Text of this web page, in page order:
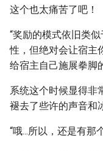
这个也太痛苦了吧！
“奖励的模式依旧类
性，但绝对会让宿主
给宿主自己施展拳脚
系统这个时候显得非
褪去了些许的声音和
“哦...所以，还是有那